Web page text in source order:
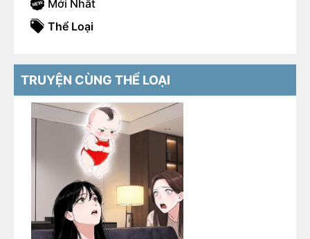
Mới Nhất
Thể Loại
TRUYỆN CÙNG THỂ LOẠI